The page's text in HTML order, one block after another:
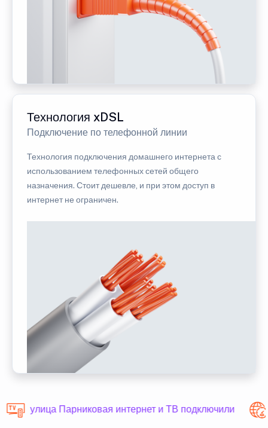
Технология xDSL
Подключение по телефонной линии
Технология подключения домашнего интернета с
использованием телефонных сетей общего
назначения. Стоит дешевле, и при этом доступ в
интернет не ограничен.
улица Парниковая интернет и ТВ подключили